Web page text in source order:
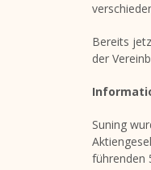
Bereits
der
Suning
führenden